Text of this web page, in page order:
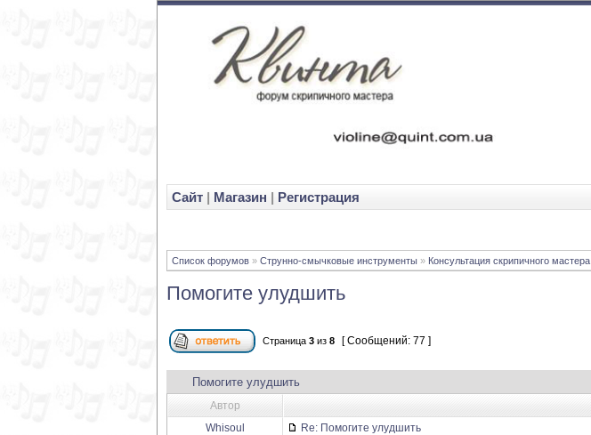
Cайт | Магазин | Регистрация
Список форумов » Струнно-смычковые инструменты » Консультация скрипичного мастера
Помогите улудшить
Страница 3 из 8 [ Сообщений: 77 ]
Помогите улудшить
Автор
Whisoul
Re: Помогите улудшить